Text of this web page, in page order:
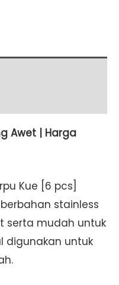
Awet | Harga
Kue [6 pcs]
stainless
serta mudah untuk
digunakan untuk